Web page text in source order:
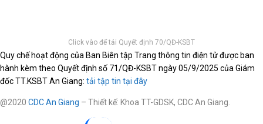
Click vào để tải Quyết định 70/QĐ-KSBT
Quy chế hoạt động của Ban Biên tập Trang thông tin điện tử được ban
hành kèm theo Quyết định số 71/QĐ-KSBT ngày 05/9/2025 của Giám
đốc TT.KSBT An Giang: tải tập tin tại đây
@2020 CDC An Giang – Thiết kế: Khoa TT-GDSK, CDC An Giang.